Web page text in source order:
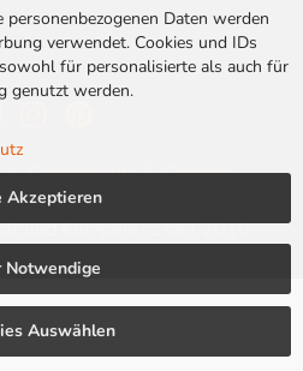
Daten werden
verwendet. Cookies und IDs
für personalisierte als auch für
genutzt werden.
Akzeptieren
Notwendige
Auswählen
| Datenschutz | Cookies
und Kompetenz seit 2010